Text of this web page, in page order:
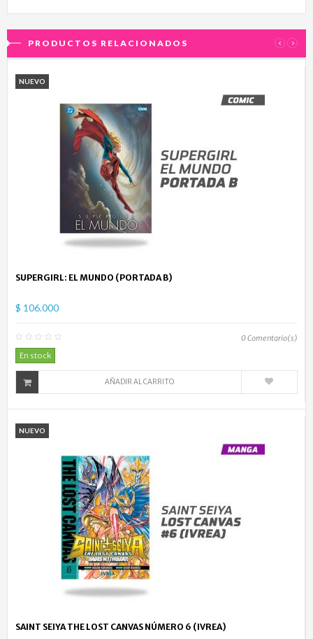
PRODUCTOS RELACIONADOS ‹ ›
NUEVO
SUPERGIRL: EL MUNDO (PORTADA B)
$ 106.000
0Comentario(s)
En stock
AÑADIR AL CARRITO
NUEVO
SAINT SEIYA THE LOST CANVAS NÚMERO 6 (IVREA)